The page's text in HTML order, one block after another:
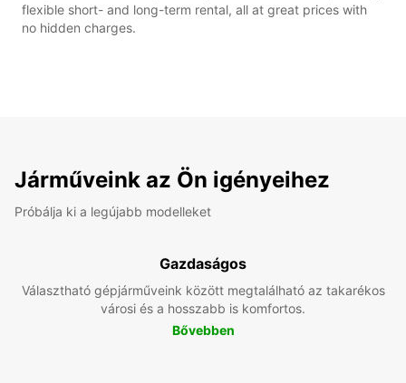
flexible short- and long-term rental, all at great prices with
no hidden charges.
Járműveink az Ön igényeihez
Próbálja ki a legújabb modelleket
Gazdaságos
Választható gépjárműveink között megtalálható az takarékos
városi és a hosszabb is komfortos.
Bővebben